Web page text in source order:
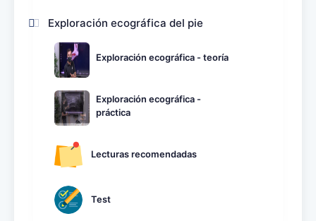
Exploración ecográfica del pie
Exploración ecográfica - teoría
Exploración ecográfica -
práctica
Lecturas recomendadas
Test